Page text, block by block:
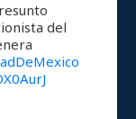
del